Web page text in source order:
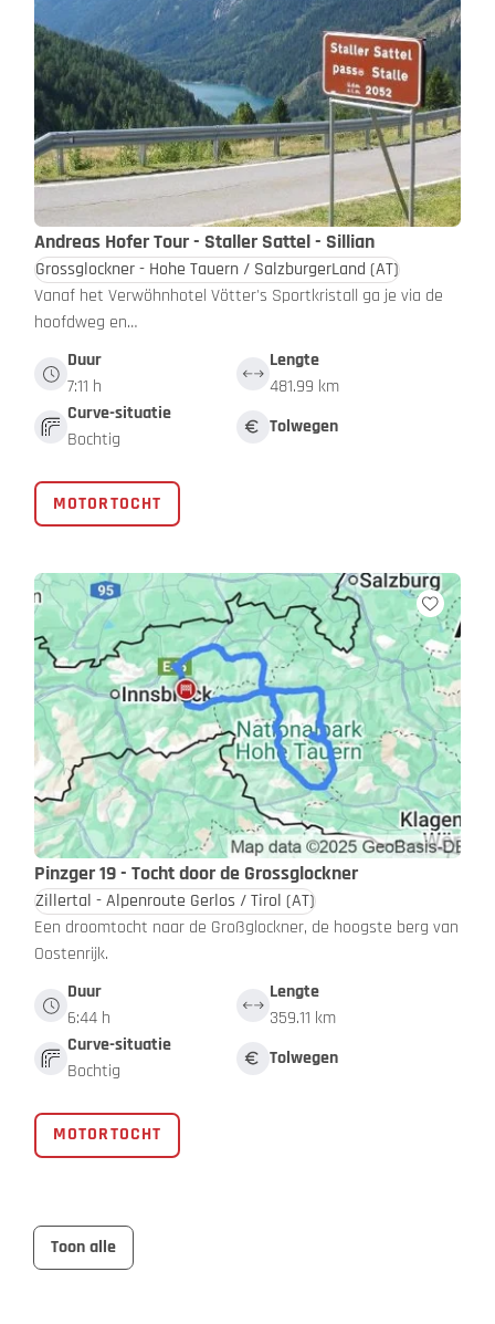
Andreas Hofer Tour - Staller Sattel - Sillian
Grossglockner - Hohe Tauern / SalzburgerLand (AT)
Vanaf het Verwöhnhotel Vötter's Sportkristall ga je via de
hoofdweg en…
Duur
7:11 h
Lengte
481.99 km
Curve-situatie
Bochtig
Tolwegen
MOTORTOCHT
Pinzger 19 - Tocht door de Grossglockner
Zillertal - Alpenroute Gerlos / Tirol (AT)
Een droomtocht naar de Großglockner, de hoogste berg van
Oostenrijk.
Duur
6:44 h
Lengte
359.11 km
Curve-situatie
Bochtig
Tolwegen
MOTORTOCHT
Toon alle